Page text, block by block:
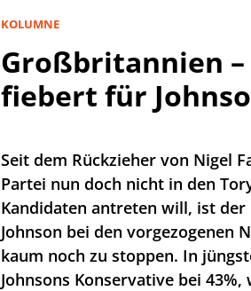
KOLUMNE
Großbritannien –
fiebert für
Seit dem Rückzieher von Nigel
Partei nun doch nicht in den
Kandidaten antreten will, ist
Johnson bei den vorgezogenen
kaum noch zu stoppen. In
Johnsons Konservative bei